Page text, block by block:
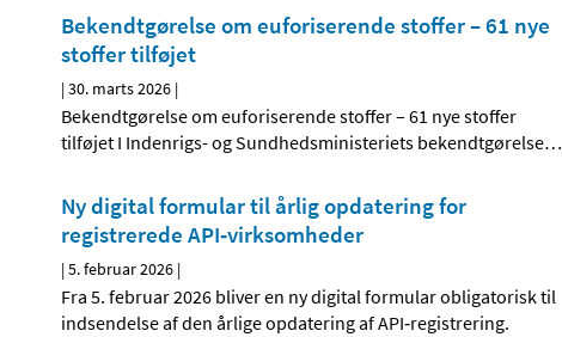
Bekendtgørelse om euforiserende stoffer – 61 nye
stoffer tilføjet
|30. marts 2026 |
Bekendtgørelse om euforiserende stoffer – 61 nye stoffer
tilføjet I Indenrigs- og Sundhedsministeriets bekendtgørelse…
Ny digital formular til årlig opdatering for
registrerede API‑virksomheder
|5. februar 2026 |
Fra 5. februar 2026 bliver en ny digital formular obligatorisk til
indsendelse af den årlige opdatering af API‑registrering.